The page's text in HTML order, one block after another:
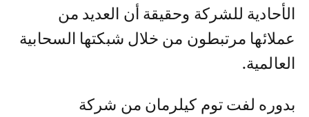
الأحادية للشركة وحقيقة أن العديد من
عملائها مرتبطون من خلال شبكتها السحابية
العالمية.
بدوره لفت توم كيلرمان من شركة